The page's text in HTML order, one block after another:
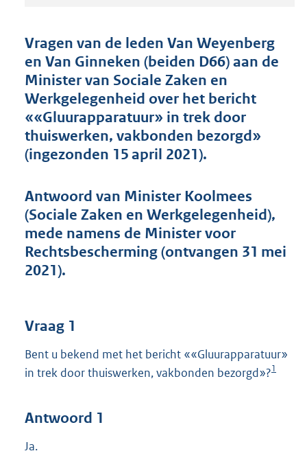
d
s
g
r
o
t
t
8
K
b
Vragen van de leden Van Weyenberg
en Van Ginneken (beiden D66) aan de
Minister van Sociale Zaken en
Werkgelegenheid over het bericht
««Gluurapparatuur» in trek door
thuiswerken, vakbonden bezorgd»
(ingezonden 15 april 2021).
Antwoord van Minister Koolmees
(Sociale Zaken en Werkgelegenheid),
mede namens de Minister voor
Rechtsbescherming (ontvangen 31 mei
2021).
Vraag 1
Bent u bekend met het bericht ««Gluurapparatuur»
in trek door thuiswerken, vakbonden bezorgd»?1
Antwoord 1
Ja.